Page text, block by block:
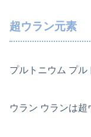
超ウラン元素
プルトニウム プル
ウラン ウランは超